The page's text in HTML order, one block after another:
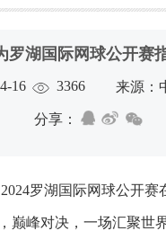
罗湖国际网球公开赛
16 3366 来源：
分享：
罗湖国际网球公开赛
巅峰对决，一场汇聚世